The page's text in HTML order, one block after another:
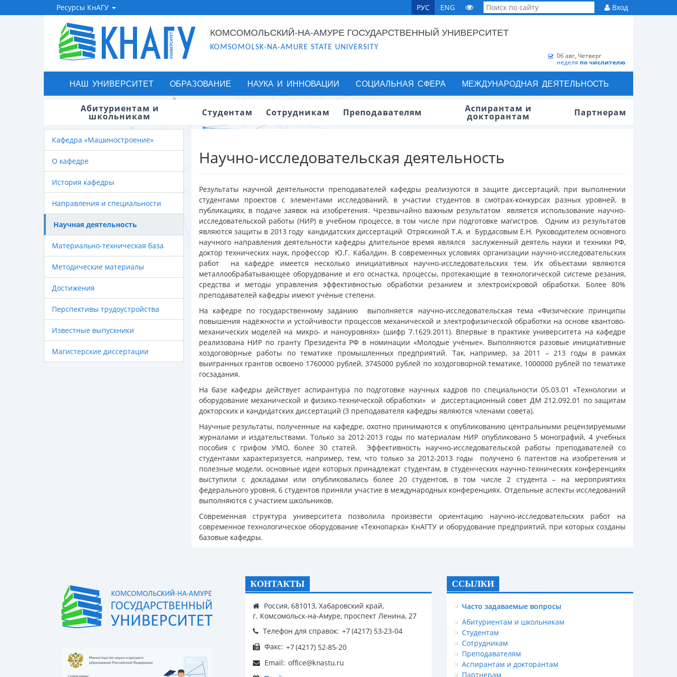
Ресурсы КнАГУ РУС ENG Вход
КОМСОМОЛЬСКИЙ-НА-АМУРЕ ГОСУДАРСТВЕННЫЙ УНИВЕРСИТЕТ
KOMSOMOLSK-NA-AMURE STATE UNIVERSITY
06 авг, Четверг
неделя по числителю
НАШ УНИВЕРСИТЕТ ОБРАЗОВАНИЕ НАУКА И ИННОВАЦИИ СОЦИАЛЬНАЯ СФЕРА МЕЖДУНАРОДНАЯ ДЕЯТЕЛЬНОСТЬ
Абитуриентам и
школьникам Студентам Сотрудникам Преподавателям Аспирантам и
докторантам Партнерам
Кафедра «Машиностроение»
О кафедре
История кафедры
Направления и специальности
Научная деятельность
Материально-техническая база
Методические материалы
Достижения
Перспективы трудоустройства
Известные выпускники
Магистерские диссертации
Научно-исследовательская деятельность
Результаты научной деятельности преподавателей кафедры реализуются в защите диссертаций, при выполнении
студентами проектов с элементами исследований, в участии студентов в смотрах-конкурсах разных уровней, в
публикациях, в подаче заявок на изобретения. Чрезвычайно важным результатом является использование научно-
исследовательской работы (НИР) в учебном процессе, в том числе при подготовке магистров. Одним из результатов
являются защиты в 2013 году кандидатских диссертаций Отряскиной Т.А. и Бурдасовым Е.Н. Руководителем основного
научного направления деятельности кафедры длительное время являлся заслуженный деятель науки и техники РФ,
доктор технических наук, профессор Ю.Г. Кабалдин. В современных условиях организации научно-исследовательских
работ на кафедре имеется несколько инициативных научно-исследовательских тем. Их объектами являются
металлообрабатывающее оборудование и его оснастка, процессы, протекающие в технологической системе резания,
средства и методы управления эффективностью обработки резанием и электроискровой обработки. Более 80%
преподавателей кафедры имеют учёные степени.
На кафедре по государственному заданию выполняется научно-исследовательская тема «Физические принципы
повышения надёжности и устойчивости процессов механической и электрофизической обработки на основе квантово-
механических моделей на микро- и наноуровнях» (шифр 7.1629.2011). Впервые в практике университета на кафедре
реализована НИР по гранту Президента РФ в номинации «Молодые учёные». Выполняются разовые инициативные
хоздоговорные работы по тематике промышленных предприятий. Так, например, за 2011 – 213 годы в рамках
выигранных грантов освоено 1760000 рублей, 3745000 рублей по хоздоговорной тематике, 1000000 рублей по тематике
госзадания.
На базе кафедры действует аспирантура по подготовке научных кадров по специальности 05.03.01 «Технологии и
оборудование механической и физико-технической обработки» и диссертационный совет ДМ 212.092.01 по защитам
докторских и кандидатских диссертаций (3 преподавателя кафедры являются членами совета).
Научные результаты, полученные на кафедре, охотно принимаются к опубликованию центральными рецензируемыми
журналами и издательствами. Только за 2012-2013 годы по материалам НИР опубликовано 5 монографий, 4 учебных
пособия с грифом УМО, более 30 статей. Эффективность научно-исследовательской работы преподавателей со
студентами характеризуется, например, тем, что только за 2012-2013 годы получено 6 патентов на изобретения и
полезные модели, основные идеи которых принадлежат студентам, в студенческих научно-технических конференциях
выступили с докладами или опубликовались более 20 студентов, в том числе 2 студента – на мероприятиях
федерального уровня, 6 студентов приняли участие в международных конференциях. Отдельные аспекты исследований
выполняются с участием школьников.
Современная структура университета позволила произвести ориентацию научно-исследовательских работ на
современное технологическое оборудование «Технопарка» КнАГТУ и оборудование предприятий, при которых созданы
базовые кафедры.
КОНТАКТЫ
Россия, 681013, Хабаровский край,
г. Комсомольск-на-Амуре, проспект Ленина, 27
Телефон для справок:
Факс:
Email:
ССЫЛКИ
Часто задаваемые вопросы
Абитуриентам и школьникам
Студентам
Сотрудникам
Преподавателям
Аспирантам и докторантам
Партнерам